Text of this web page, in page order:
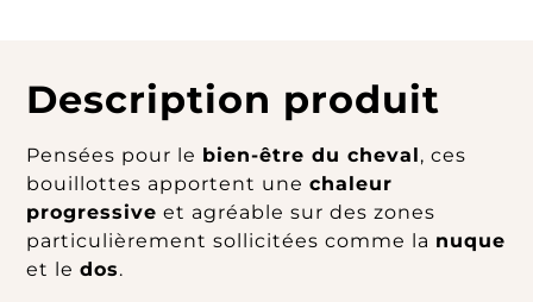
Description produit
Pensées pour le bien-être du cheval, ces
bouillottes apportent unechaleur
progressive et agréable sur des zones
particulièrement sollicitées comme la nuque
et ledos.